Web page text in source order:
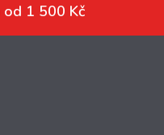
od 1 500 Kč